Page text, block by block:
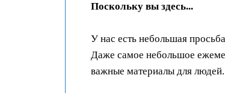
Поскольку вы здесь...
У нас есть небольшая
Даже самое небольшое
важные материалы для людей.